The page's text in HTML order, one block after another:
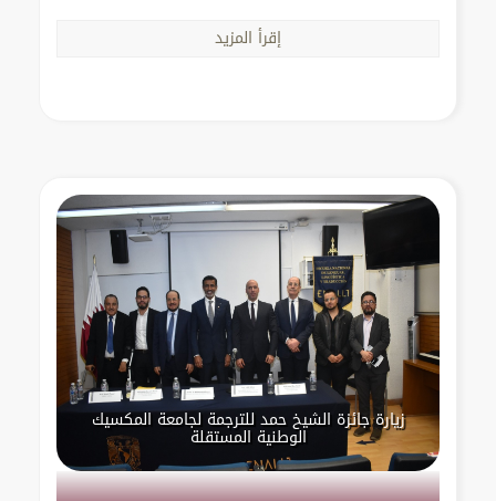
إقرأ المزيد
زيارة جائزة الشيخ حمد للترجمة لجامعة المكسيك
الوطنية المستقلة